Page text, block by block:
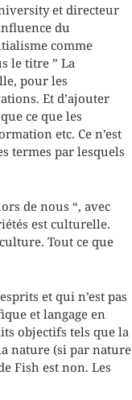
et directeur
du
comme
le titre ” La
pour les
Et d’ajouter
ce que les
etc. Ce n’est
termes par lesquels
de nous “, avec
est culturelle.
Tout ce que
et qui n’est pas
et langage en
objectifs tels que la
nature (si par nature
Fish est non. Les